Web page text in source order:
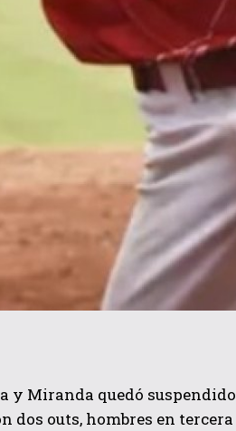
y Miranda quedó
dos outs, hombres en